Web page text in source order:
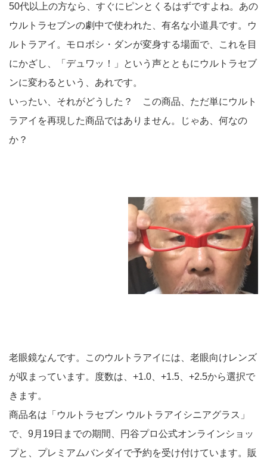
50代以上の方なら、すぐにピンとくるはずですよね。あの
ウルトラセブンの劇中で使われた、有名な小道具です。ウ
ルトラアイ。モロボシ・ダンが変身する場面で、これを目
にかざし、「デュワッ！」という声とともにウルトラセブ
ンに変わるという、あれです。
いったい、それがどうした？ この商品、ただ単にウルト
ラアイを再現した商品ではありません。じゃあ、何なの
か？
老眼鏡なんです。このウルトラアイには、老眼向けレンズ
が収まっています。度数は、+1.0、+1.5、+2.5から選択で
きます。
商品名は「ウルトラセブン ウルトラアイシニアグラス」
で、9月19日までの期間、円谷プロ公式オンラインショッ
プと、プレミアムバンダイで予約を受け付けています。販